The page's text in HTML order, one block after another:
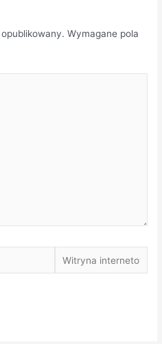
Wymagane pola
Witryna
internetowa